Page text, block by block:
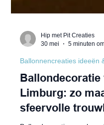
Hip met Pit Creaties
30 mei
5 minuten
Ballonnencreaties ideeën